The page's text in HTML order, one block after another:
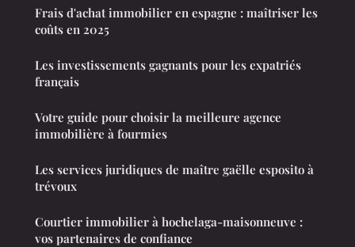
Frais d'achat immobilier en espagne : maîtriser les
coûts en 2025
Les investissements gagnants pour les expatriés
français
Votre guide pour choisir la meilleure agence
immobilière à fourmies
Les services juridiques de maître gaëlle esposito à
trévoux
Courtier immobilier à hochelaga-maisonneuve :
vos partenaires de confiance